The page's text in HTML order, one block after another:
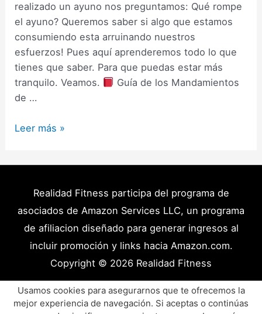
realizado un ayuno nos preguntamos: Qué rompe
el ayuno? Queremos saber si algo que estamos
consumiendo esta arruinando nuestros
esfuerzos! Pues aquí aprenderemos todo lo que
tienes que saber. Para que puedas estar más
tranquilo. Veamos.
Guía de los Mandamientos
de …
Ayuno
Ayuno
Que
No?
Leer más »
Realidad Fitness participa del programa de
asociados de Amazon Services LLC, un programa
de afiliacion diseñado para generar ingresos al
incluir promoción y links hacia Amazon.com.
Copyright © 2026 Realidad Fitness
Políticas de Privacidad – Términos y Condiciones
Disclaimer Médico
Contacto Artículos
Usamos cookies para asegurarnos que te ofrecemos la
mejor experiencia de navegación. Si aceptas o continúas